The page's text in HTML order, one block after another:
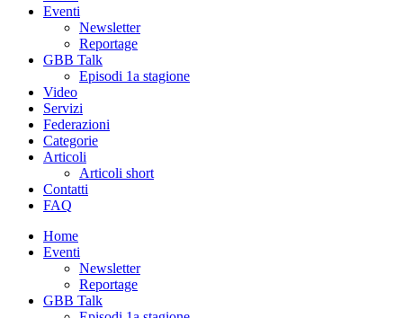
Eventi
Newsletter
Reportage
GBB Talk
Episodi 1a stagione
Video
Servizi
Federazioni
Categorie
Articoli
Articoli short
Contatti
FAQ
Home
Eventi
Newsletter
Reportage
GBB Talk